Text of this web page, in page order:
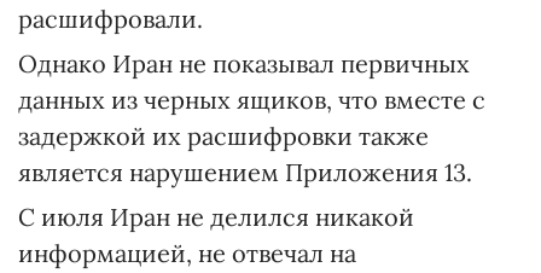
расшифровали.
Однако Иран не показывал первичных
данных из черных ящиков, что вместе с
задержкой их расшифровки также
является нарушением Приложения 13.
С июля Иран не делился никакой
информацией, не отвечал на